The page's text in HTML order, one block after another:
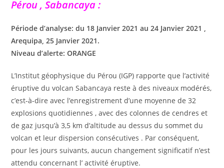
Pérou , Sabancaya :
Période d’analyse: du 18 Janvier 2021 au 24 Janvier 2021 ,
Arequipa, 25 Janvier 2021.
Niveau d’alerte: ORANGE
L’Institut géophysique du Pérou (IGP) rapporte que l’activité
éruptive du volcan Sabancaya reste à des niveaux modérés,
c’est-à-dire avec l’enregistrement d’une moyenne de 32
explosions quotidiennes , avec des colonnes de cendres et
de gaz jusqu’à 3,5 km d’altitude au dessus du sommet du
volcan et leur dispersion consécutives . Par conséquent,
pour les jours suivants, aucun changement significatif n’est
attendu concernant l’ activité éruptive.